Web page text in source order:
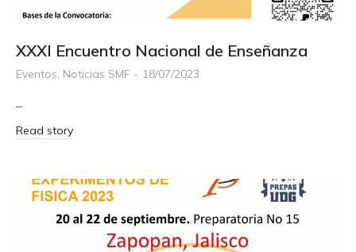
XXXI Encuentro Nacional de Enseñanza
Eventos, Noticias SMF 18/07/2023
–
Read story